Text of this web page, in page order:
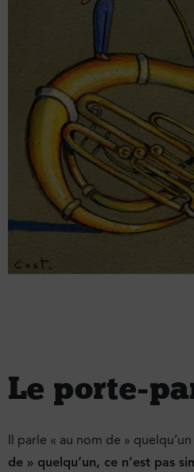
Le porte-
Il parle « au nom de » quelqu’un
de » quelqu’un, ce n’est pas